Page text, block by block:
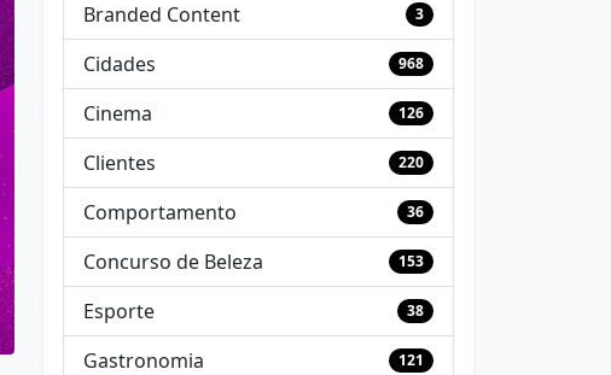
Branded Content 3
Cidades 968
Cinema 126
Clientes 220
Comportamento 36
Concurso de Beleza 153
Esporte 38
Gastronomia 121